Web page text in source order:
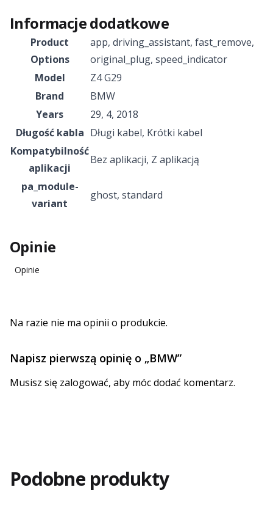
Informacje dodatkowe
Product
Options
app, driving_assistant, fast_remove,
original_plug, speed_indicator
Model
Z4 G29
Brand
BMW
Years
29, 4, 2018
Długość kabla Długi kabel, Krótki kabel
Kompatybilność
aplikacji
Bez aplikacji, Z aplikacją
pa_module-
variant
ghost, standard
Opinie
Opinie
Na razie nie ma opinii o produkcie.
Napisz pierwszą opinię o „BMW”
Musisz się zalogować, aby móc dodać komentarz.
Podobne produkty